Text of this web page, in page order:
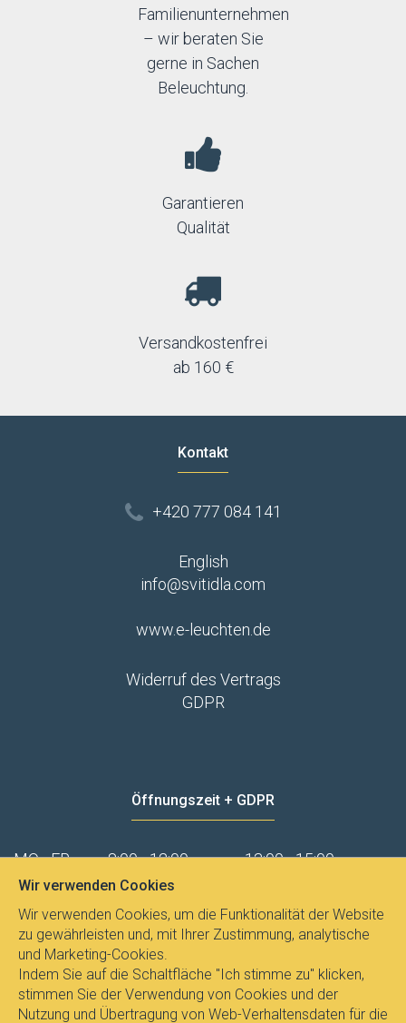
Familienunternehmen
– wir beraten Sie
gerne in Sachen
Beleuchtung.
Garantieren
Qualität
Versandkostenfrei
ab 160 €
Kontakt
+420 777 084 141
English
info@svitidla.com
www.e-leuchten.de
Widerruf des Vertrags
GDPR
Öffnungszeit + GDPR
MO - FR 8:00 - 12:00
13:00 - 15:00
Datenschutz
Wir verwenden Cookies
Wir verwenden Cookies, um die Funktionalität der Website
zu gewährleisten und, mit Ihrer Zustimmung, analytische
und Marketing-Cookies.
Indem Sie auf die Schaltfläche "Ich stimme zu" klicken,
stimmen Sie der Verwendung von Cookies und der
Nutzung und Übertragung von Web-Verhaltensdaten für die